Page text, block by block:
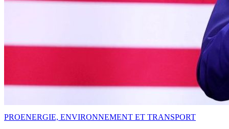
PROENERGIE, ENVIRONNEMENT ET TRANSPORT